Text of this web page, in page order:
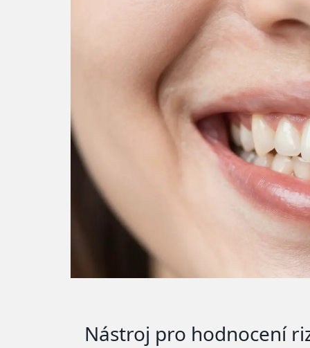
Nástroj pro hodnocení